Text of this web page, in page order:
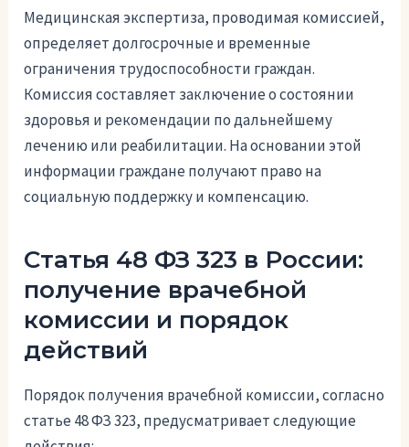
Медицинская экспертиза, проводимая комиссией,
определяет долгосрочные и временные
ограничения трудоспособности граждан.
Комиссия составляет заключение о состоянии
здоровья и рекомендации по дальнейшему
лечению или реабилитации. На основании этой
информации граждане получают право на
социальную поддержку и компенсацию.
Статья 48 ФЗ 323 в России:
получение врачебной
комиссии и порядок
действий
Порядок получения врачебной комиссии, согласно
статье 48 ФЗ 323, предусматривает следующие